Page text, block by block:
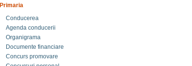
Primaria
Conducerea
Agenda conducerii
Organigrama
Documente financiare
Concurs promovare